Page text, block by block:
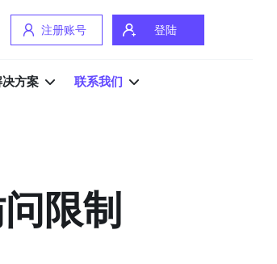
注册账号 登陆
决方案 联系我们
限制